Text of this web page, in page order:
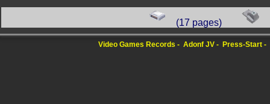
(17 pages)
Video Games Records Adonf JV Press-Start